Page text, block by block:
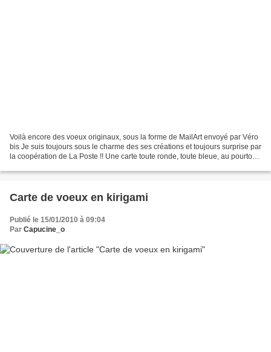
Voilà encore des voeux originaux, sous la forme de MailArt envoyé par Véro
bis Je suis toujours sous le charme des ses créations et toujours surprise par
la coopération de La Poste !! Une carte toute ronde, toute bleue, au pourtour
Carte de voeux en kirigami
Publié le 15/01/2010 à 09:04
Par Capucine_o